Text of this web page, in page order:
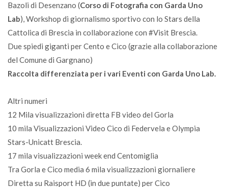
Bazoli di Desenzano (Corso di Fotografia con Garda Uno
Lab), Workshop di giornalismo sportivo con lo Stars della
Cattolica di Brescia in collaborazione con #Visit Brescia.
Due spiedi giganti per Cento e Cico (grazie alla collaborazione
del Comune di Gargnano)
Raccolta differenziata per i vari Eventi con Garda Uno Lab.
Altri numeri
12 Mila visualizzazioni diretta FB video del Gorla
10 mila Visualizzazioni Video Cico di Federvela e Olympia
Stars-Unicatt Brescia.
17 mila visualizzazioni week end Centomiglia
Tra Gorla e Cico media 6 mila visualizzazioni giornaliere
Diretta su Raisport HD (in due puntate) per Cico